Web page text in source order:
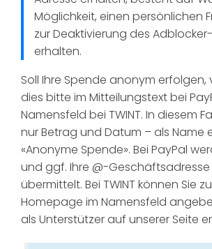
Möglichkeit, einen persönlichen
zur Deaktivierung des
erhalten.
Soll Ihre Spende anonym erfolgen,
dies bitte im Mitteilungstext bei
Namensfeld bei TWINT. In diesem
nur Betrag und Datum – als Name
«Anonyme Spende». Bei PayPal
und ggf. Ihre @-
übermittelt. Bei TWINT können Sie
Homepage im Namensfeld
als Unterstützer auf unserer Seite